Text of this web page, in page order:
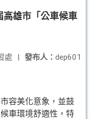
高雄市「公車候車
發布人： dep601
處 |
容美化意象，並鼓
車環境舒適性，特